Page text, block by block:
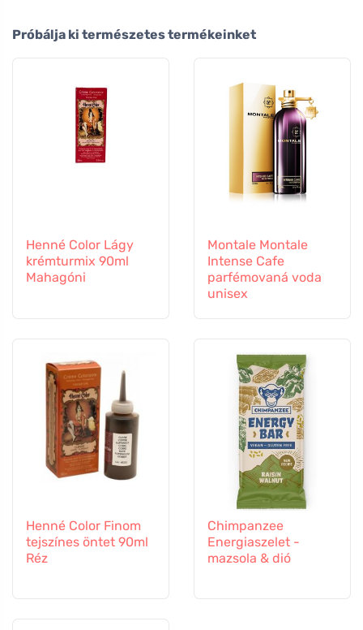
Próbálja ki természetes termékeinket
Henné Color Lágy
krémturmix 90ml
Mahagóni
Montale Montale
Intense Cafe
parfémovaná voda
unisex
Henné Color Finom
tejszínes öntet 90ml
Réz
Chimpanzee
Energiaszelet -
mazsola & dió